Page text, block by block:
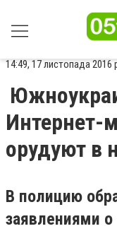
14:49, 17 листопада 2016
Интернет-
орудуют в
В полицию
заявлениями